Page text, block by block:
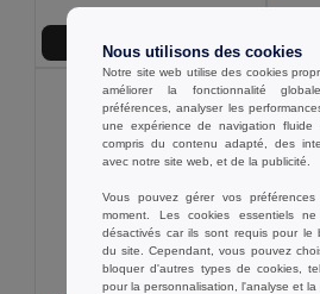
Nous utilisons des cookies
Notre site web utilise des cookies
améliorer la fonctionnalité
préférences, analyser les
une expérience de navigation fluide
compris du contenu adapté, des
avec notre site web, et de la publicité.
Vous pouvez gérer vos
moment. Les cookies essentiels
désactivés car ils sont requis pour le
du site. Cependant, vous pouvez
bloquer d'autres types de cookies,
pour la personnalisation, l'analyse et la